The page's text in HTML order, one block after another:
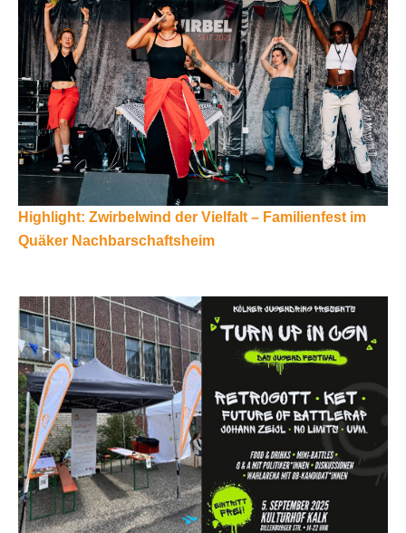
Highlight: Zwirbelwind der Vielfalt – Familienfest im
Quäker Nachbarschaftsheim